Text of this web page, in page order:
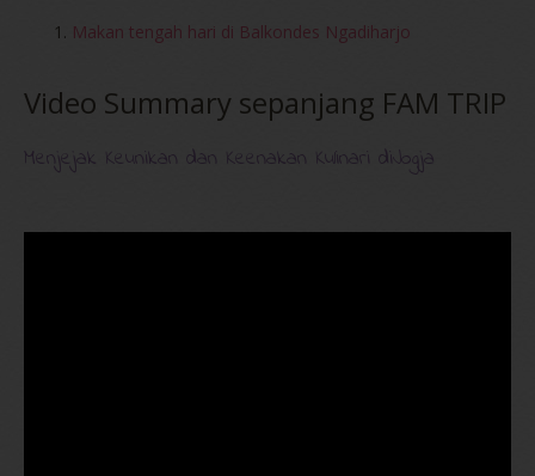
Makan tengah hari di Balkondes Ngadiharjo
Video Summary sepanjang FAM TRIP
Menjejak Keunikan dan Keenakan Kulinari diJogja